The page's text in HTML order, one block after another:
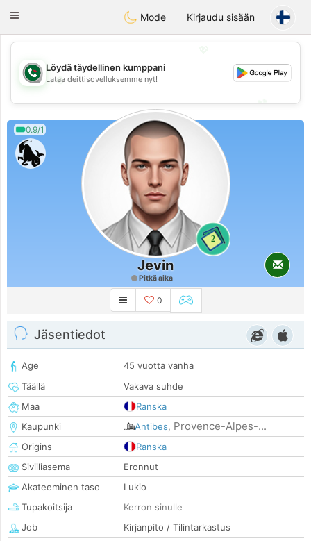
Weshrak
Toggle
Mode Kirjaudu sisään
💖
💕
Löydä täydellinen kumppani
Lataa deittisovelluksemme nyt!
0.9/1
2
Jevin
Pitkä aika
0
Jäsentiedot
Age
45 vuotta vanha
Täällä
Vakava suhde
Maa
Ranska
Kaupunki
Antibes, Provence-Alpes-...
Origins
Ranska
Siviiliasema
Eronnut
Akateeminen taso
Lukio
Tupakoitsija
Kerron sinulle
Job
Kirjanpito / Tilintarkastus